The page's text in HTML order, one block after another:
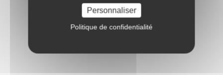
Personnaliser
Politique de confidentialité